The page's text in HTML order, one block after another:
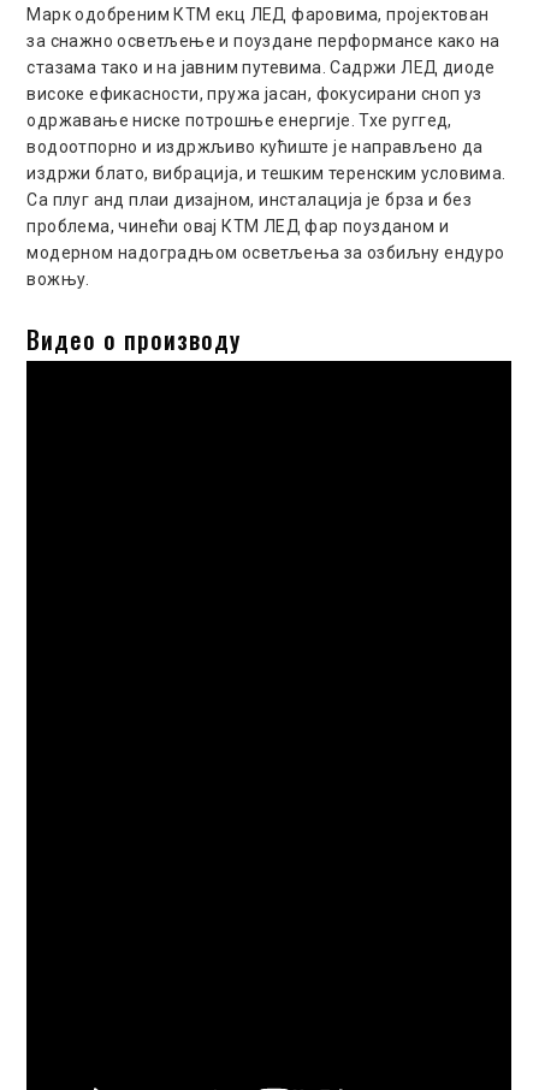
Марк одобреним КТМ екц ЛЕД фаровима, пројектован
за снажно осветљење и поуздане перформансе како на
стазама тако и на јавним путевима. Садржи ЛЕД диоде
високе ефикасности, пружа јасан, фокусирани сноп уз
одржавање ниске потрошње енергије. Тхе руггед,
водоотпорно и издржљиво кућиште је направљено да
издржи блато, вибрација, и тешким теренским условима.
Са плуг анд плаи дизајном, инсталација је брза и без
проблема, чинећи овај КТМ ЛЕД фар поузданом и
модерном надоградњом осветљења за озбиљну ендуро
вожњу.
Видео о производу